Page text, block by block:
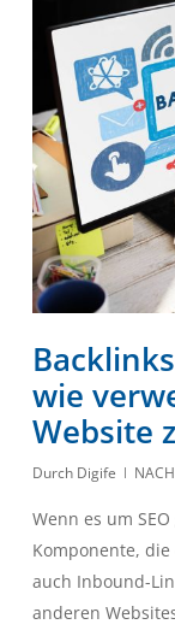
wie
Website
Durch Digife
Wenn es um
Komponente,
auch Inbound-
anderen